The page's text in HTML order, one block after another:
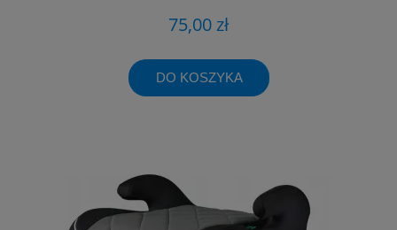
75,00 zł
DO KOSZYKA